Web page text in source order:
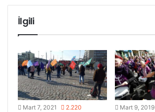
İlgili
Mart 7, 2021 2.220 Mart 9, 2019